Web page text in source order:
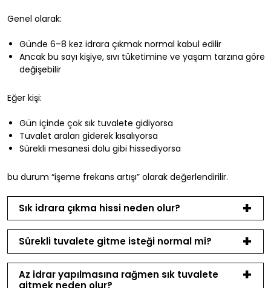
Genel olarak:
Günde 6–8 kez idrara çıkmak normal kabul edilir
Ancak bu sayı kişiye, sıvı tüketimine ve yaşam tarzına göre
değişebilir
Eğer kişi:
Gün içinde çok sık tuvalete gidiyorsa
Tuvalet araları giderek kısalıyorsa
Sürekli mesanesi dolu gibi hissediyorsa
bu durum “işeme frekans artışı” olarak değerlendirilir.
Sık idrara çıkma hissi neden olur?
Sürekli tuvalete gitme isteği normal mi?
Az idrar yapılmasına rağmen sık tuvalete
gitmek neden olur?